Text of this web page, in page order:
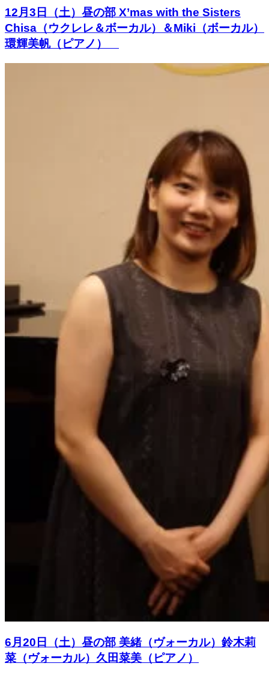
12月3日（土）昼の部 X’mas with the Sisters
Chisa（ウクレレ＆ボーカル）＆Miki（ボーカル）
環輝美帆（ピアノ）
6月20日（土）昼の部 美緒（ヴォーカル）鈴木莉
菜（ヴォーカル）久田菜美（ピアノ）